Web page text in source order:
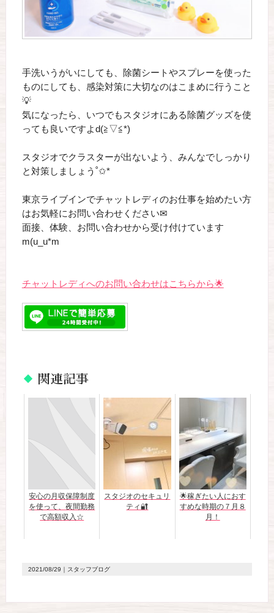
手洗いうがいにしても、除菌シートやスプレーを使った
ものにしても、感染対策に大切なのはこまめに行うこと
💡
気になったら、いつでもスタジオにある除菌グッズを使
っても良いですよd(≧▽≦*)
スタジオでクラスターが出ないよう、みんなでしっかり
と対策しましょう˚✩*
東京ライブインでチャットレディのお仕事を始めたい方
はお気軽にお問い合わせください✉
面接、体験、お問い合わせから受け付けています
m(u_u*m
チャットレディへのお問い合わせはこちらから🌟
関連記事
安心の月収保障制度
を使って、夜間勤務
で高額収入☆
スタジオのセキュリ
ティ🔐
🌟稼ぎたい人におす
すめな時期の７月８
月！
2021/08/29 ｜スタッフブログ